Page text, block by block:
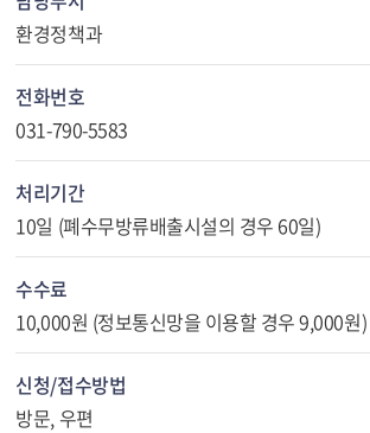
환경정책과
전화번호
031-790-5583
처리기간
10일 (폐수무방류배출시설의 경우 60일)
수수료
10,000원 (정보통신망을 이용할 경우 9,000원)
신청/접수방법
방문, 우편